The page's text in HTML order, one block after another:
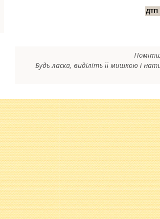
ДТП
Будь ласка, виділіть її мишкою і